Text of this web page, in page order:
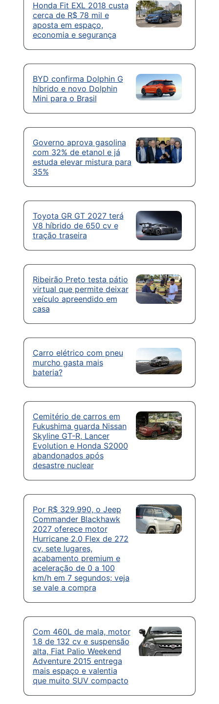
Honda Fit EXL 2018 custa
cerca de R$ 78 mil e
aposta em espaço,
economia e segurança
BYD confirma Dolphin G
híbrido e novo Dolphin
Mini para o Brasil
Governo aprova gasolina
com 32% de etanol e já
estuda elevar mistura para
35%
Toyota GR GT 2027 terá
V8 híbrido de 650 cv e
tração traseira
Ribeirão Preto testa pátio
virtual que permite deixar
veículo apreendido em
casa
Carro elétrico com pneu
murcho gasta mais
bateria?
Cemitério de carros em
Fukushima guarda Nissan
Skyline GT-R, Lancer
Evolution e Honda S2000
abandonados após
desastre nuclear
Por R$ 329.990, o Jeep
Commander Blackhawk
2027 oferece motor
Hurricane 2.0 Flex de 272
cv, sete lugares,
acabamento premium e
aceleração de 0 a 100
km/h em 7 segundos; veja
se vale a compra
Com 460L de mala, motor
1.8 de 132 cv e suspensão
alta, Fiat Palio Weekend
Adventure 2015 entrega
mais espaço e valentia
que muito SUV compacto